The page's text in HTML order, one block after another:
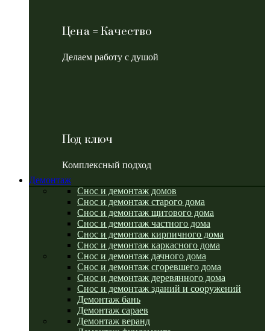
Цена = Качество
Делаем работу с душой
Под ключ
Комплексный подход
Демонтаж
Снос и демонтаж домов
Снос и демонтаж старого дома
Снос и демонтаж щитового дома
Снос и демонтаж частного дома
Снос и демонтаж кирпичного дома
Снос и демонтаж каркасного дома
Снос и демонтаж дачного дома
Снос и демонтаж сгоревшего дома
Снос и демонтаж деревянного дома
Снос и демонтаж зданий и сооружений
Демонтаж бань
Демонтаж сараев
Демонтаж веранд